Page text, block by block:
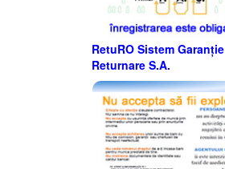
RetuRO Sistem Garanție
Returnare S.A.